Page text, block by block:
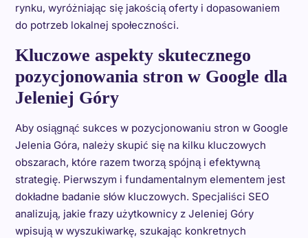
rynku, wyróżniając się jakością oferty i dopasowaniem
do potrzeb lokalnej społeczności.
Kluczowe aspekty skutecznego
pozycjonowania stron w Google dla
Jeleniej Góry
Aby osiągnąć sukces w pozycjonowaniu stron w Google
Jelenia Góra, należy skupić się na kilku kluczowych
obszarach, które razem tworzą spójną i efektywną
strategię. Pierwszym i fundamentalnym elementem jest
dokładne badanie słów kluczowych. Specjaliści SEO
analizują, jakie frazy użytkownicy z Jeleniej Góry
wpisują w wyszukiwarkę, szukając konkretnych